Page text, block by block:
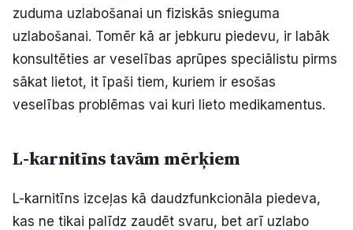
zuduma uzlabošanai un fiziskās snieguma
uzlabošanai. Tomēr kā ar jebkuru piedevu, ir labāk
konsultēties ar veselības aprūpes speciālistu pirms
sākat lietot, it īpaši tiem, kuriem ir esošas
veselības problēmas vai kuri lieto medikamentus.
L-karnitīns tavām mērķiem
L-karnitīns izceļas kā daudzfunkcionāla piedeva,
kas ne tikai palīdz zaudēt svaru, bet arī uzlabo